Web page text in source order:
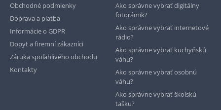
Obchodné podmienky
Doprava a platba
Informácie o GDPR
Dopyt a firemní zákazníci
Záruka spoľahlivého obchodu
Kontakty
Ako správne vybrať digitálny
fotorámik?
Ako správne vybrať internetové
rádio?
Ako správne vybrať kuchyňskú
váhu?
Ako správne vybrať osobnú
váhu?
Ako správne vybrať školskú
tašku?